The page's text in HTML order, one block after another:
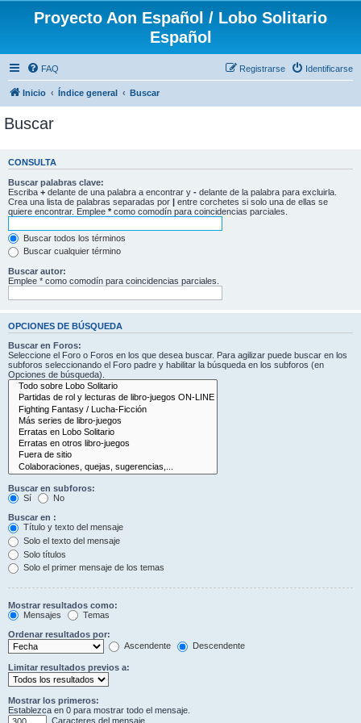
Proyecto Aon Español / Lobo Solitario
Español
FAQ Identificarse
Registrarse
Inicio Índice general Buscar
Buscar
CONSULTA
Buscar palabras clave:
Escriba + delante de una palabra a encontrar y - delante de la palabra para excluirla.
Crea una lista de palabras separadas por | entre corchetes si solo una de ellas se
quiere encontrar. Emplee * como comodín para coincidencias parciales.
Buscar todos los términos
Buscar cualquier término
Buscar autor:
Emplee * como comodín para coincidencias parciales.
OPCIONES DE BÚSQUEDA
Buscar en Foros:
Seleccione el Foro o Foros en los que desea buscar. Para agilizar puede buscar en los
subforos seleccionando el Foro padre y habilitar la búsqueda en los subforos (en
Opciones de búsqueda).
Buscar en subforos:
Sí
No
Buscar en :
Título y texto del mensaje
Solo el texto del mensaje
Solo títulos
Solo el primer mensaje de los temas
Mostrar resultados como:
Mensajes
Temas
Ordenar resultados por:
Ascendente
Descendente
Limitar resultados previos a:
Mostrar los primeros:
Establezca en 0 para mostrar todo el mensaje.
Caracteres del mensaje